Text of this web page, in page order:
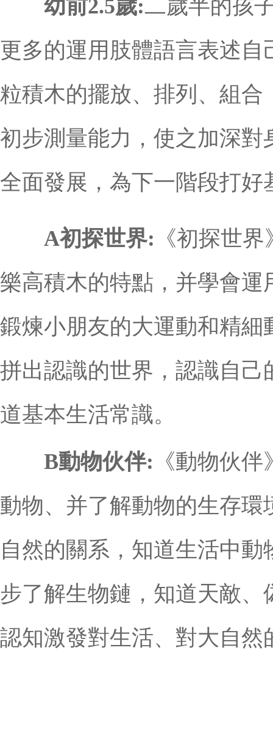
幼前2.5歲:二歲半的孩
更多的運用肢體語言表述
粒積木的擺放、排列、組
初步測量能力，使之加深
全面發展，為下一階段打好
A初探世界: 《初探世
樂高積木的特點，并學會
鍛煉小朋友的大運動和精
拼出認識的世界，認識自
道基本生活常識。
B動物伙伴: 《動物伙
動物、并了解動物的生存
自然的關系，知道生活中
步了解生物鏈，知道天敵
認知激發對生活、對大自然